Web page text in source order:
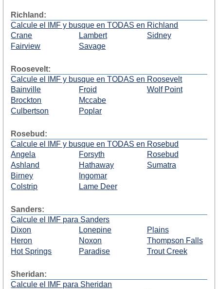
Richland:
Calcule el IMF y busque en TODAS en Richland
Crane
Fairview
Lambert
Savage
Sidney
Roosevelt:
Calcule el IMF y busque en TODAS en Roosevelt
Bainville
Brockton
Culbertson
Froid
Mccabe
Poplar
Wolf Point
Rosebud:
Calcule el IMF y busque en TODAS en Rosebud
Angela
Ashland
Birney
Colstrip
Forsyth
Hathaway
Ingomar
Lame Deer
Rosebud
Sumatra
Sanders:
Calcule el IMF para Sanders
Dixon
Heron
Hot Springs
Lonepine
Noxon
Paradise
Plains
Thompson Falls
Trout Creek
Sheridan:
Calcule el IMF para Sheridan